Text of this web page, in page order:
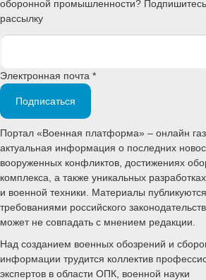
оборонной промышленности?
рассылку
Электронная почта *
Подписаться
Портал «Военная платформа» – онлайн
актуальная информация о последних
вооруженных конфликтов, достижениях
комплекса, а также уникальных
и военной техники. Материалы
требованиями российского
может не совпадать с мнением редакции.
Над созданием военных обозрений и
информации трудится коллектив
экспертов в области ОПК, военной науки